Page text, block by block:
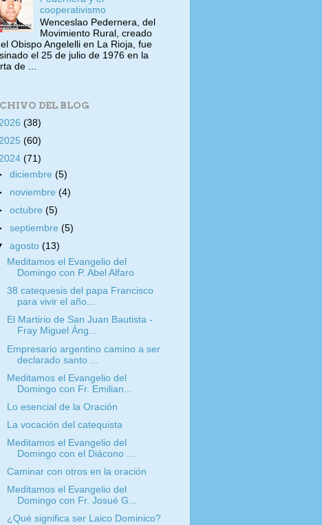
cooperativismo
Wenceslao Pedernera, del
Movimiento Rural, creado
Obispo Angelelli en La Rioja, fue
el 25 de julio de 1976 en la
de ...
DEL BLOG
2026 (38)
(60)
(71)
diciembre(5)
noviembre(4)
octubre(5)
septiembre(5)
agosto(13)
Meditamos el Evangelio del
Domingo con P. Abel Alfaro
38 catequesis del papa Francisco
para vivir el año...
El Martirio de San Juan Bautista -
Fray Miguel Áng...
Empresario argentino camino a ser
declarado santo ...
Meditamos el Evangelio del
Domingo con Fr. Emilian...
Lo esencial de la Oración
La vocación del catequista
Meditamos el Evangelio del
Domingo con el Diácono ...
Caminar con otros en la oración
Meditamos el Evangelio del
Domingo con Fr. Josué G...
¿Qué significa ser Laico Dominico?